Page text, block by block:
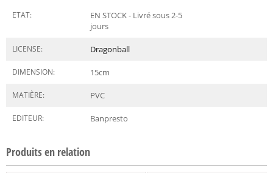
ETAT:
EN STOCK - Livré sous 2-5
jours
LICENSE: Dragonball
DIMENSION: 15cm
MATIÈRE: PVC
EDITEUR: Banpresto
Produits en relation